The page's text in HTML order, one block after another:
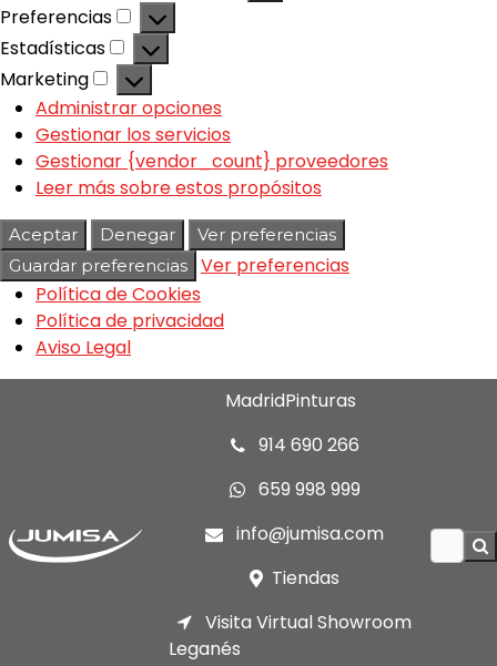
Preferencias
Estadísticas
Marketing
Administrar opciones
Gestionar los servicios
Gestionar {vendor_count} proveedores
Leer más sobre estos propósitos
Aceptar Denegar
Ver preferencias
Guardar preferencias
Ver preferencias
Política de Cookies
Política de privacidad
Aviso Legal
MadridPinturas
914 690 266
659 998 999
info@jumisa.com
Tiendas
Visita Virtual Showroom
Leganés